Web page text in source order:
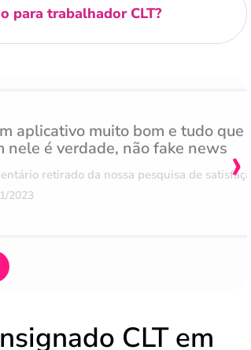
para trabalhador CLT?
aplicativo muito bom e tudo que
nele é verdade, não fake news
retirado da nossa pesquisa de satisfação
2023 ›
CLT em